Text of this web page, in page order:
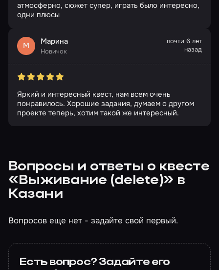
атмосферно, сюжет супер, играть было интересно,
одни плюсы
М Марина
Новичок
почти 6 лет
назад
Яркий и интересный квест, нам всем очень
понравилось. Хорошие задания, думаем о другом
проекте теперь, хотим такой же интересный.
Вопросы и ответы о квесте
«Выживание (delete)» в
Казани
Вопросов еще нет - задайте свой первый.
Есть вопрос? Задайте его